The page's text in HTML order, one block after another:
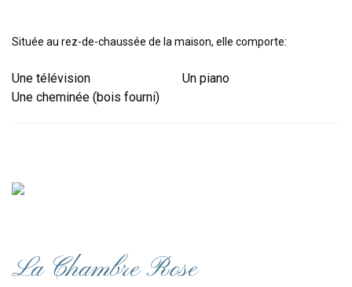
Située au rez-de-chaussée de la maison, elle comporte:
Une télévision
Une cheminée (bois fourni)
Un piano
La Chambre Rose